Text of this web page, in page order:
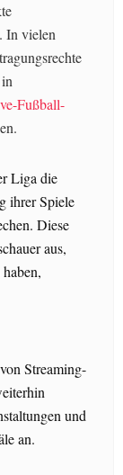
In vielen
Fußball-
Liga die
ihrer Spiele
Diese
aus,
Streaming-
und
an.